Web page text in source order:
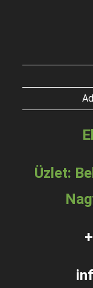
Üzlet: